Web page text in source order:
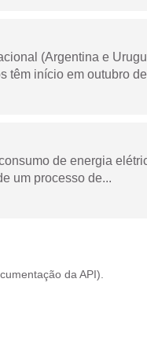
(Argentina e
têm início em outubro
de energia
um processo de...
da API ).